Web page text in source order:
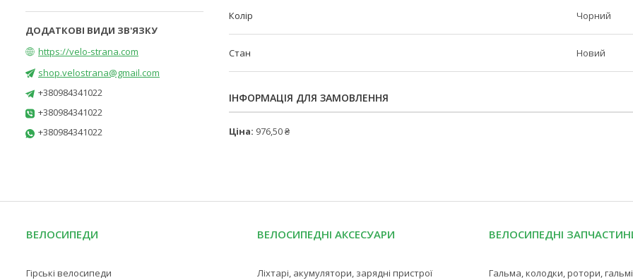
Колір Чорний
Стан Новий
ІНФОРМАЦІЯ ДЛЯ ЗАМОВЛЕННЯ
Ціна: 976,50 ₴
https://velo-strana.com
shop.velostrana@gmail.com
+380984341022
+380984341022
+380984341022
ВЕЛОСИПЕДИ
Гірські велосипеди
ВЕЛОСИПЕДНІ АКСЕСУАРИ
Ліхтарі, акумулятори, зарядні пристрої
ВЕЛОСИПЕДНІ
Гальма, колодки, ротори,